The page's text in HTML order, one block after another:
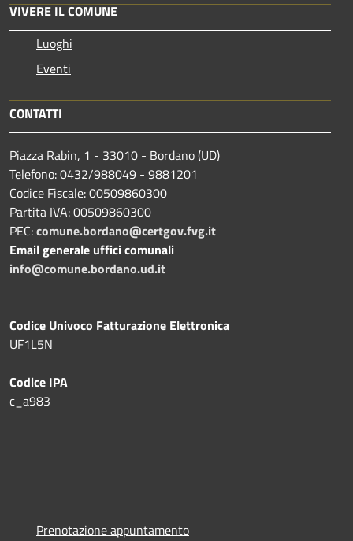
VIVERE IL COMUNE
Luoghi
Eventi
CONTATTI
Piazza Rabin, 1 - 33010 - Bordano (UD)
Telefono: 0432/988049 - 9881201
Codice Fiscale: 00509860300
Partita IVA: 00509860300
PEC:comune.bordano@certgov.fvg.it
Email generale uffici comunali
info@comune.bordano.ud.it
Codice Univoco Fatturazione Elettronica
UF1L5N
Codice IPA
c_a983
Prenotazione appuntamento